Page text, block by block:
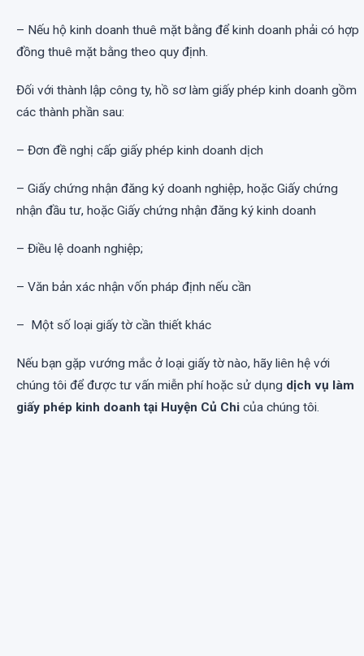
– Nếu hộ kinh doanh thuê mặt bằng để kinh doanh phải có hợp
đồng thuê mặt bằng theo quy định.
Đối với thành lập công ty, hồ sơ làm giấy phép kinh doanh gồm
các thành phần sau:
– Đơn đề nghị cấp giấy phép kinh doanh dịch
– Giấy chứng nhận đăng ký doanh nghiệp, hoặc Giấy chứng
nhận đầu tư, hoặc Giấy chứng nhận đăng ký kinh doanh
– Điều lệ doanh nghiệp;
– Văn bản xác nhận vốn pháp định nếu cần
– Một số loại giấy tờ cần thiết khác
Nếu bạn gặp vướng mắc ở loại giấy tờ nào, hãy liên hệ với
chúng tôi để được tư vấn miễn phí hoặc sử dụng dịch vụ làm
giấy phép kinh doanh tại Huyện Củ Chi của chúng tôi.